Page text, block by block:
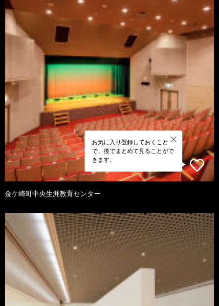
お気に入り登録しておくこと
で、後でまとめて見ることがで
きます。
金ケ崎町中央生涯教育センター